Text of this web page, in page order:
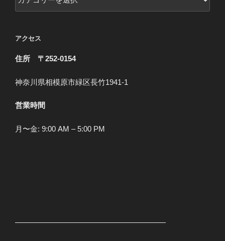
テ
ー
アクセス
住所 〒252-0154
神奈川県相模原市緑区長竹1941-1
営業時間
月〜金: 9:00 AM – 5:00 PM